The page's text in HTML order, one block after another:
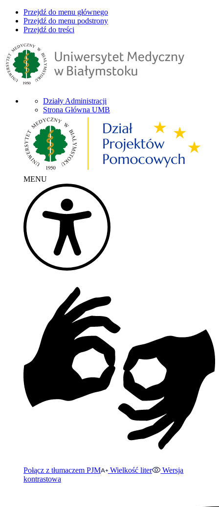
Przejdź do menu głównego
Przejdź do menu podstrony
Przejdź do treści
Działy Administracji
Strona Główna UMB
MENU
Połącz z tłumaczem PJM Wielkość liter
Wersja
kontrastowa